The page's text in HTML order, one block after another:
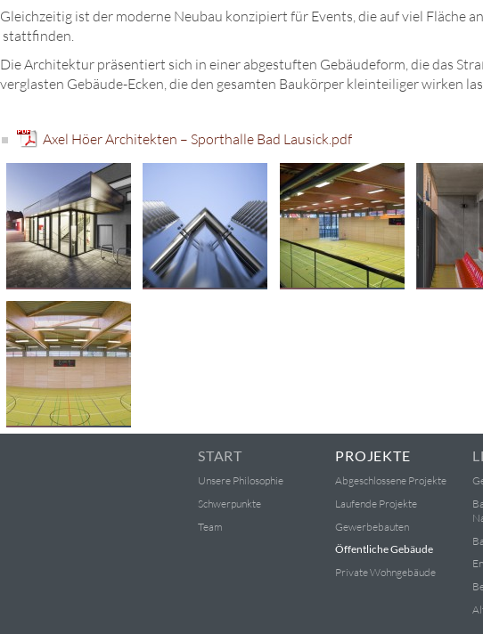
Gleichzeitig ist der moderne Neubau konzipiert für Events, die auf viel Fläche
stattfinden.
Die Architektur präsentiert sich in einer abgestuften Gebäudeform, die das
verglasten Gebäude-Ecken, die den gesamten Baukörper kleinteiliger wirken
Axel Höer Architekten – Sporthalle Bad Lausick.pdf
START
Unsere Philosophie
Schwerpunkte
Team
PROJEKTE
Abgeschlossene Projekte
Laufende Projekte
Gewerbebauten
Öffentliche Gebäude
Private Wohngebäude